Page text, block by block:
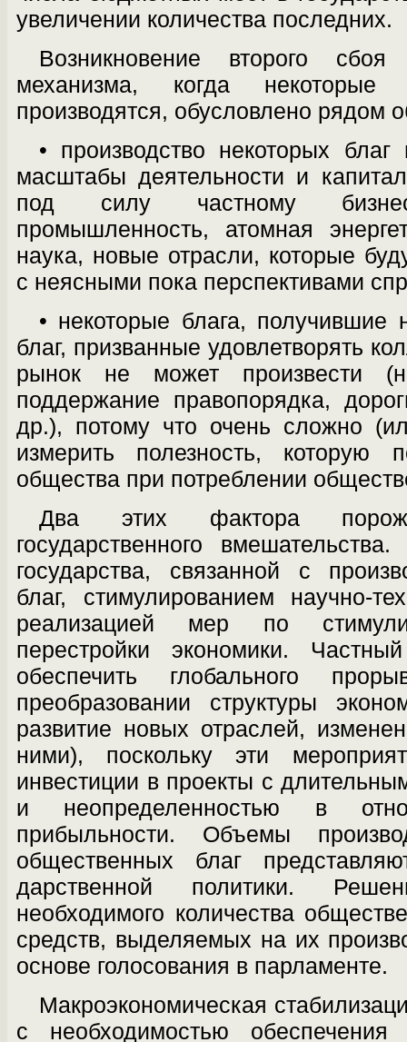
увеличении количества последних.
Возникновение второго
механизма, когда
производятся, обусловлено ря­дом
• производство некоторых благ
мас­штабы деятельности и
под силу частному
промышленность, атомная
наука, новые отрас­ли, которые
с неясными пока перспективами
• некоторые блага, получившие
благ, призванные удовлетворять
рынок не может произвести
поддер­жание правопорядка,
др.), по­тому что очень сложно
измерить полезность, которую
общества при потреблении
Два этих фактора
государственного
государства, связанной с
благ, стимулированием научно-
реализацией мер по
перестройки экономики.
обеспечить глобального
преобразовании структуры
развитие новых отраслей,
ними), посколь­ку эти
инвестиции в проекты с
и неопределенностью в
прибыльности. Объемы
общественных благ
дарственной политики.
необходимого количества
средств, выделяемых на их
основе голосования в пар­ламенте.
Макроэкономическая
с необходимостью обеспечения